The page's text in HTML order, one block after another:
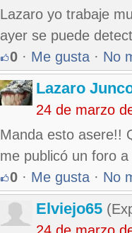
Lazaro yo trabaje
ayer se puede
0 · Me gusta · No
Lazaro
24 de marzo
Manda esto asere!!
me publicó un foro
0 · Me gusta · No
Elviejo65